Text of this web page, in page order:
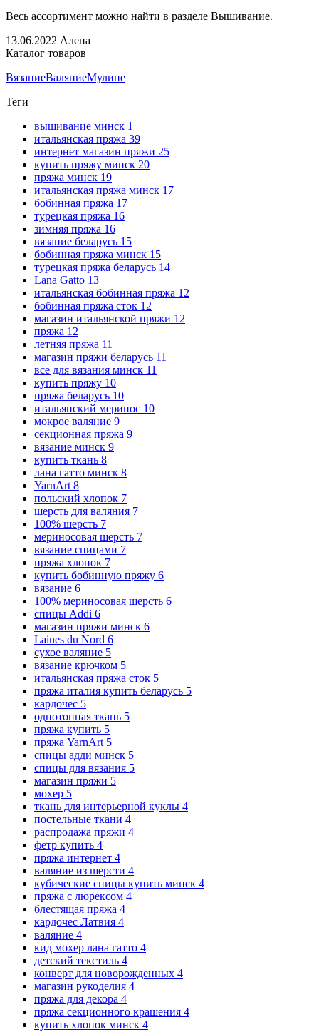
Весь ассортимент можно найти в разделе Вышивание.
13.06.2022 Алена
Каталог товаров
ВязаниеВаляниеМулине
Теги
вышивание минск 1
итальянская пряжа 39
интернет магазин пряжи 25
купить пряжу минск 20
пряжа минск 19
итальянская пряжа минск 17
бобинная пряжа 17
турецкая пряжа 16
зимняя пряжа 16
вязание беларусь 15
бобинная пряжа минск 15
турецкая пряжа беларусь 14
Lana Gatto 13
итальянская бобинная пряжа 12
бобинная пряжа сток 12
магазин итальянской пряжи 12
пряжа 12
летняя пряжа 11
магазин пряжи беларусь 11
все для вязания минск 11
купить пряжу 10
пряжа беларусь 10
итальянский меринос 10
мокрое валяние 9
секционная пряжа 9
вязание минск 9
купить ткань 8
лана гатто минск 8
YarnArt 8
польский хлопок 7
шерсть для валяния 7
100% шерсть 7
мериносовая шерсть 7
вязание спицами 7
пряжа хлопок 7
купить бобинную пряжу 6
вязание 6
100% мериносовая шерсть 6
спицы Addi 6
магазин пряжи минск 6
Laines du Nord 6
сухое валяние 5
вязание крючком 5
итальянская пряжа сток 5
пряжа италия купить беларусь 5
кардочес 5
однотонная ткань 5
пряжа купить 5
пряжа YarnArt 5
спицы адди минск 5
спицы для вязания 5
магазин пряжи 5
мохер 5
ткань для интерьерной куклы 4
постельные ткани 4
распродажа пряжи 4
фетр купить 4
пряжа интернет 4
валяние из шерсти 4
кубические спицы купить минск 4
пряжа с люрексом 4
блестящая пряжа 4
кардочес Латвия 4
валяние 4
кид мохер лана гатто 4
детский текстиль 4
конверт для новорожденных 4
магазин рукоделия 4
пряжа для декора 4
пряжа секционного крашения 4
купить хлопок минск 4